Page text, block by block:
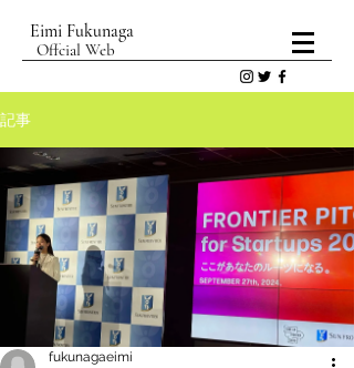
Eimi Fukunaga
Offcial Web
記事
fukunagaeimi